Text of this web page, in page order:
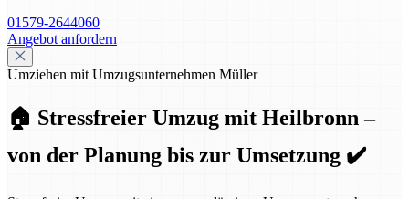
01579-2644060
Angebot anfordern
Umziehen mit Umzugsunternehmen Müller
🏠 Stressfreier Umzug mit Heilbronn –
von der Planung bis zur Umsetzung ✔️